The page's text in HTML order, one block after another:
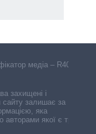
медіа – R40-
захищені і
сайту залишає за
яка
якої є треті